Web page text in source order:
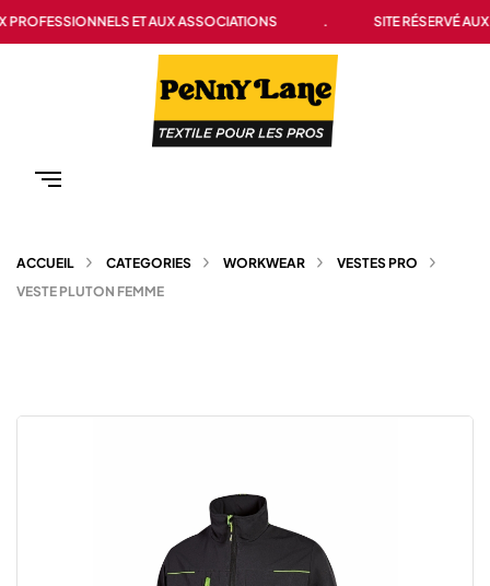
ET AUX ASSOCIATIONS SITE RÉSERVÉ
ACCUEIL CATEGORIES WORKWEAR
VESTES PRO
VESTE PLUTON FEMME